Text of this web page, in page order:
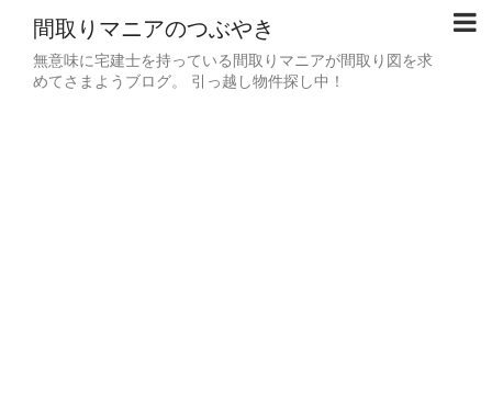
間取りマニアのつぶやき
無意味に宅建士を持っている間取りマニアが間取り図を求
めてさまようブログ。 引っ越し物件探し中！